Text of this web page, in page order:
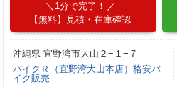
1分で完了！
【無料】見積・在庫確認
沖縄県 宜野湾市大山２−１−７
バイクＲ（宜野湾大山本店）格安バ
イク販売